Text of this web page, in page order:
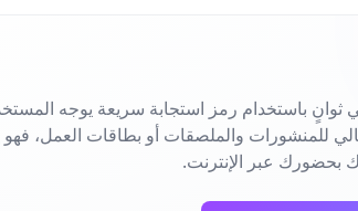
ثوانٍ باستخدام رمز استجابة سريعة يوجه
بحضورك عبر الإنترنت.